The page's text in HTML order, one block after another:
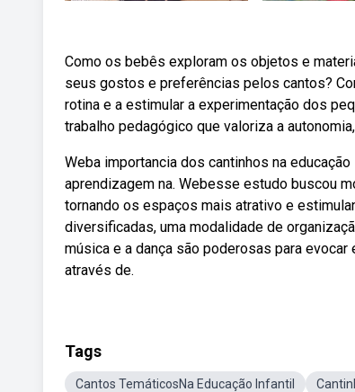
Como os bebês exploram os objetos e
seus gostos e preferências pelos cantos?
rotina e a estimular a experimentação dos
trabalho pedagógico que valoriza a
Weba importancia dos cantinhos na
aprendizagem na. Webesse estudo buscou
tornando os espaços mais atrativo e
diversificadas, uma modalidade de
música e a dança são poderosas para
através de.
Tags
Cantos TemáticosNa Educação Infantil